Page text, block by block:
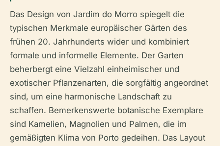
Das Design von Jardim do Morro spiegelt die
typischen Merkmale europäischer Gärten des
frühen 20. Jahrhunderts wider und kombiniert
formale und informelle Elemente. Der Garten
beherbergt eine Vielzahl einheimischer und
exotischer Pflanzenarten, die sorgfältig angeordnet
sind, um eine harmonische Landschaft zu
schaffen. Bemerkenswerte botanische Exemplare
sind Kamelien, Magnolien und Palmen, die im
gemäßigten Klima von Porto gedeihen. Das Layout